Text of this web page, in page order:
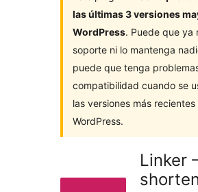
las últimas 3 versiones
WordPress. Puede que ya
soporte ni lo mantenga
puede que tenga
compatibilidad cuando se
las versiones más recientes
WordPress.
Linker